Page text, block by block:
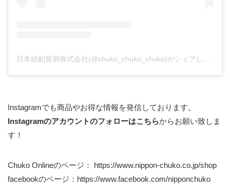
日本紐釦貿易株式会社(@chuko_chuko_chuko)がシェアした投稿
Instagramでも商品やお得な情報を発信しております。
Instagramのアカウントのフォローはこちらからお願い致しま
す！
Chuko Onlineのページ： https://www.nippon-chuko.co.jp/shop
facebookのページ： https://www.facebook.com/nipponchuko